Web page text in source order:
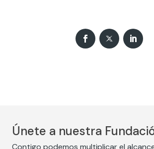
Únete a nuestra
Contigo podemos multiplicar el